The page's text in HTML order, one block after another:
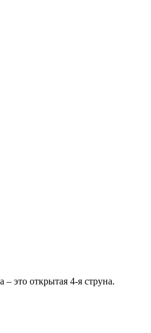
это открытая 4-я струна.